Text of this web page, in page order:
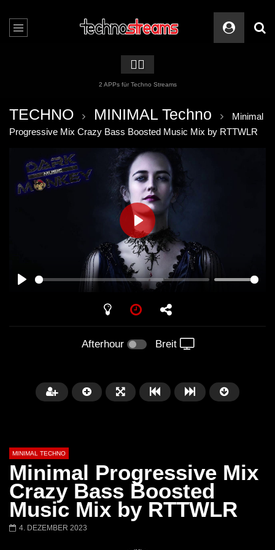
🏳️‍🌈
2 APPs für Techno Streams
TECHNO MINIMAL Techno
Minimal
Progressive Mix Crazy Bass Boosted Music Mix by RTTWLR
PLAY
Afterhour Breit
03:28 01:00:35
MINIMAL TECHNO
Minimal Progressive Mix
Crazy Bass Boosted
Music Mix by RTTWLR
4. DEZEMBER 2023